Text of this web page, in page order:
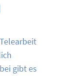
gibt es